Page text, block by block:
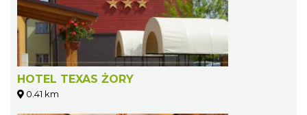
HOTEL TEXAS ŻORY
0.41 km